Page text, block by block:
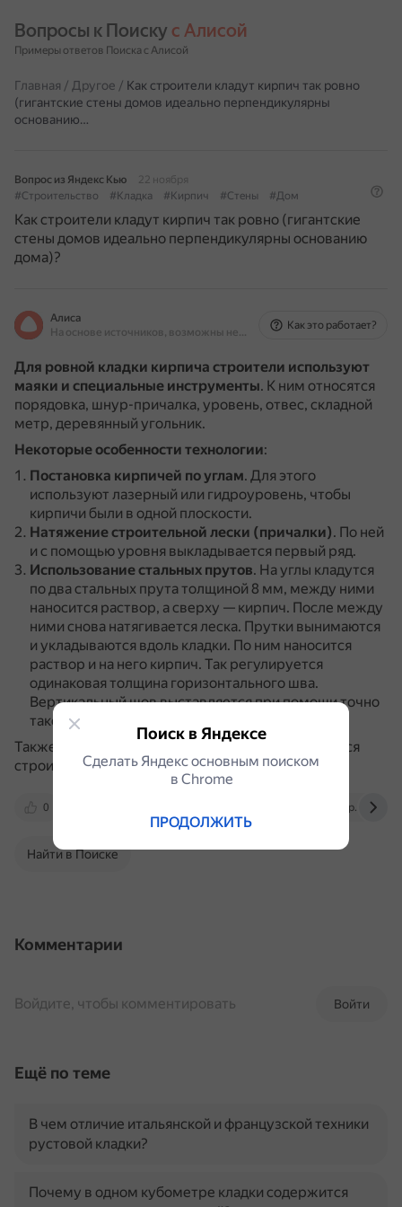
Вопросы к Поиску с Алисой
Примеры ответов Поиска с Алисой
Главная / Другое / Как строители кладут кирпич так ровно
(гигантские стены домов идеально перпендикулярны
основанию…
Вопрос из Яндекс Кью
22 ноября
#Строительство
#Кладка #Кирпич #Стены #Дом
Как строители кладут кирпич так ровно (гигантские
стены домов идеально перпендикулярны основанию
дома)?
Алиса
На основе источников, возможны неточности
Как это работает?
Для ровной кладки кирпича строители используют
маяки и специальные инструменты. К ним относятся
порядовка, шнур-причалка, уровень, отвес, складной
метр, деревянный угольник.
Некоторые особенности технологии:
Постановка кирпичей по углам. Для этого
используют лазерный или гидроуровень, чтобы
кирпичи были в одной плоскости.
Натяжение строительной лески (причалки). По ней
и с помощью уровня выкладывается первый ряд.
Использование стальных прутов. На углы кладутся
по два стальных прута толщиной 8 мм, между ними
наносится раствор, а сверху — кирпич. После между
ними снова натягивается леска. Прутки вынимаются
и укладываются вдоль кладки. По ним наносится
раствор и на него кирпич. Так регулируется
одинаковая толщина горизонтального шва.
Вертикальный шов выставляется при помощи точно
такого же прутка.
Также для контроля ровности кладки используются
строительный и водяной уровни.
0 fasad-exp.ru
Найти в Поиске
Комментарии
Войти
Войдите, чтобы комментировать
Ещё по теме
В чем отличие итальянской и французской техники
рустовой кладки?
Почему в одном кубометре кладки содержится
Поиск в Яндексе
Сделать Яндекс основным поиском
в Сhrome
ПРОДОЛЖИТЬ